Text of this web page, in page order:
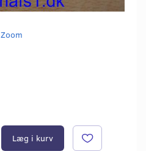
Zoom
Læg i kurv